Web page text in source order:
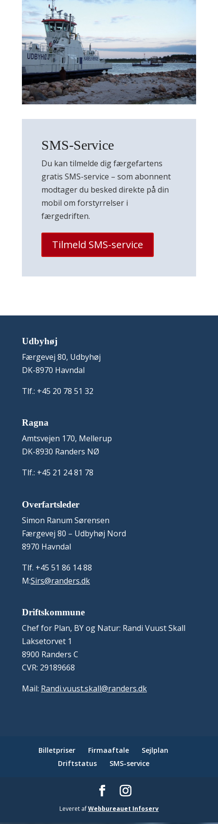
SMS-Service
Du kan tilmelde dig færgefartens
gratis SMS-service – som abonnent
modtager du besked direkte på din
mobil om forstyrrelser i
færgedriften.
Tilmeld SMS-service
Udbyhøj
Færgevej 80, Udbyhøj
DK-8970 Havndal
Tlf.: +45 20 78 51 32
Ragna
Amtsvejen 170, Mellerup
DK-8930 Randers NØ
Tlf.: +45 21 24 81 78
Overfartsleder
Simon Ranum Sørensen
Færgevej 80 – Udbyhøj Nord
8970 Havndal
Tlf. +45 51 86 14 88
M:Sirs@randers.dk
Driftskommune
Chef for Plan, BY og Natur: Randi Vuust Skall
Laksetorvet 1
8900 Randers C
CVR: 29189668
Mail: Randi.vuust.skall@randers.dk
Billetpriser Firmaaftale
Sejlplan
Driftstatus
SMS-service
Leveret afWebbureauet Infoserv